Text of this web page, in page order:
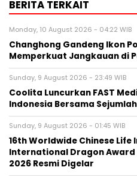
BERITA TERKAIT
Monday, 10 August 2026 - 04:22 WIB
Changhong Gandeng Ikon
Memperkuat Jangkauan di
Sunday, 9 August 2026 - 23:49 WIB
Coolita Luncurkan FAST
Indonesia Bersama
Sunday, 9 August 2026 - 01:45 WIB
16th Worldwide Chinese Life
International Dragon Award
2026 Resmi Digelar